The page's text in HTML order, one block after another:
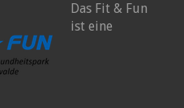
Das Fit & Fun
ist eine